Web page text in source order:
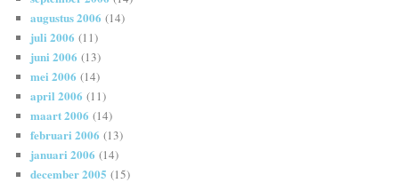
augustus 2006 (14)
juli 2006 (11)
juni 2006 (13)
mei 2006 (14)
april 2006 (11)
maart 2006 (14)
februari 2006 (13)
januari 2006 (14)
december 2005 (15)